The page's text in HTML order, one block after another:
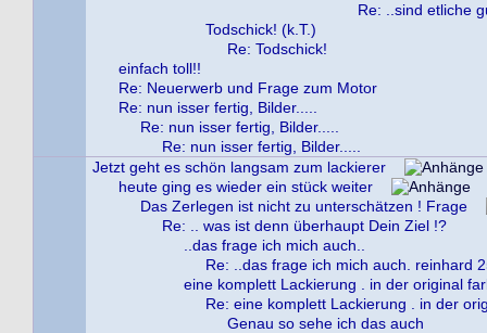
Re: ..sind etliche
Todschick! (k.T.)
Re: Todschick!
einfach toll!!
Re: Neuerwerb und Frage zum Motor
Re: nun isser fertig, Bilder.....
Re: nun isser fertig, Bilder.....
Re: nun isser fertig, Bilder.....
Jetzt geht es schön langsam zum lackierer
heute ging es wieder ein stück weiter
Das Zerlegen ist nicht zu unterschätzen ! Frage
Re: .. was ist denn überhaupt Dein Ziel !?
..das frage ich mich auch..
Re: ..das frage ich mich auch. reinhard
eine komplett Lackierung . in der original
Re: eine komplett Lackierung . in der
Genau so sehe ich das auch